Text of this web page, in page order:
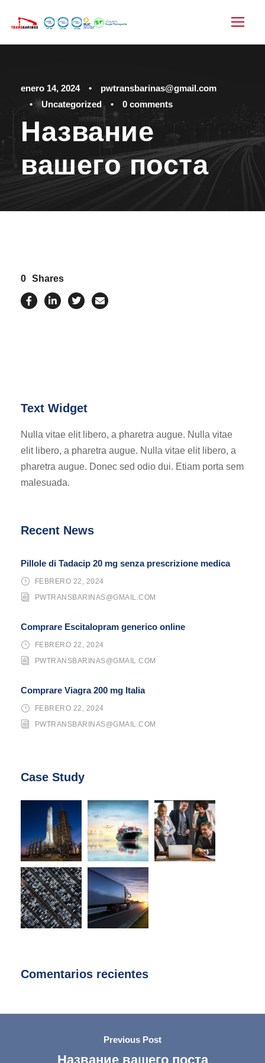
enero 14, 2024 •
pwtransbarinas@gmail.com
•
Uncategorized • 0 comments
Название
вашего поста
0 Shares
Text Widget
Nulla vitae elit libero, a pharetra augue. Nulla vitae
elit libero, a pharetra augue. Nulla vitae elit libero, a
pharetra augue. Donec sed odio dui. Etiam porta sem
malesuada.
Recent News
Pillole di Tadacip 20 mg senza prescrizione medica
FEBRERO 22, 2024
PWTRANSBARINAS@GMAIL.COM
Comprare Escitalopram generico online
FEBRERO 22, 2024
PWTRANSBARINAS@GMAIL.COM
Comprare Viagra 200 mg Italia
FEBRERO 22, 2024
PWTRANSBARINAS@GMAIL.COM
Case Study
Comentarios recientes
Previous Post
Название вашего поста